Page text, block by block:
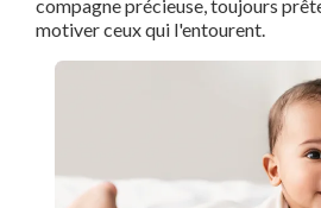
compagne précieuse, toujours
motiver ceux qui l'entourent.